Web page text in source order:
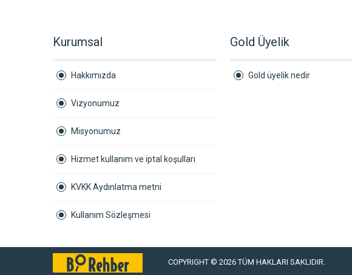
Kurumsal
Hakkımızda
Vizyonumuz
Misyonumuz
Hizmet kullanım ve iptal koşulları
KVKK Aydınlatma metni
Kullanım Sözleşmesi
Gold Üyelik
Gold üyelik nedir
COPYRIGHT © 2026 TÜM HAKLARI SAKLIDIR.